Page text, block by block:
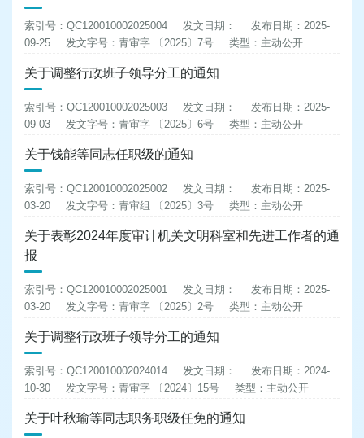
索引号：QC120010002025004 发文日期：
发布日期：2025-
09-25
发文字号：青审字 〔2025〕7号 类型：主动公开
关于调整行政班子领导分工的通知
索引号：QC120010002025003 发文日期：
发布日期：2025-
09-03
发文字号：青审字 〔2025〕6号 类型：主动公开
关于钱能等同志任职级的通知
索引号：QC120010002025002 发文日期：
发布日期：2025-
03-20
发文字号：青审组 〔2025〕3号 类型：主动公开
关于表彰2024年度审计机关文明科室和先进工作者的通
报
索引号：QC120010002025001 发文日期：
发布日期：2025-
03-20
发文字号：青审字 〔2025〕2号 类型：主动公开
关于调整行政班子领导分工的通知
索引号：QC120010002024014 发文日期：
发布日期：2024-
10-30
发文字号：青审字 〔2024〕15号 类型：主动公开
关于叶秋瑜等同志职务职级任免的通知